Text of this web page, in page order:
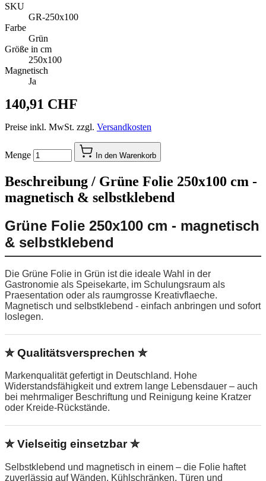
SKU
GR-250x100
Farbe
Grün
Größe in cm
250x100
Magnetisch
Ja
140,91 CHF
Preise inkl. MwSt. zzgl. Versandkosten
Menge In den Warenkorb
Beschreibung / Grüne Folie 250x100 cm -
magnetisch & selbstklebend
Grüne Folie 250x100 cm - magnetisch
& selbstklebend
Die Grüne Folie in Grün ist die ideale Wahl in der
Gastronomie als Speisekarte, im Schulungsraum als
Praesentation oder als raumgrosse Kreativflaeche.
Magnetisch und selbstklebend - einfach anbringen und sofort
loslegen.
✮ Qualitätsversprechen ✮
Markenqualität gefertigt in Deutschland. Hohe
Widerstandsfähigkeit und extrem lange Lebensdauer – auch
bei mehrmaliger Beschriftung und Reinigung keine Kratzer
oder Kreide-Rückstände.
✮ Vielseitig einsetzbar ✮
Selbstklebend und magnetisch in einem – die Folie haftet
zuverlässig auf Wänden, Kühlschränken, Türen und